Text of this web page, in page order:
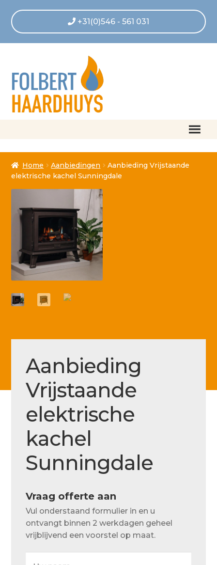
+31(0)546 - 561 031
Afrekenen
Algemene voorwaarden
Betaling geannuleerd
Betaling voltooid
Contact
FAQ
Klantenservice
Betaalmethode
Over ons
Actueel
Privacy
Sample Page
Home Aanbiedingen
Aanbieding Vrijstaande
elektrische kachel Sunningdale
Aanbieding
Vrijstaande
elektrische
kachel
Sunningdale
Vraag offerte aan
Vul onderstaand formulier in en u
ontvangt binnen 2 werkdagen geheel
vrijblijvend een voorstel op maat.